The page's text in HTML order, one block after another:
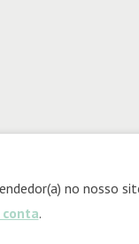
no nosso
.